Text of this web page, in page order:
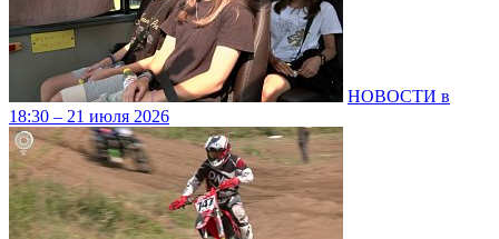
НОВОСТИ в
18:30 – 21 июля 2026